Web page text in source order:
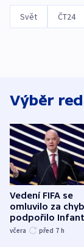
Svět ČT24
Výběr
Vedení FIFA se
omluvilo za
podpořilo
UEFA trvá na
včera před 7 h